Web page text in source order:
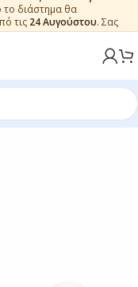
διάστημα θα
τις 24 Αυγούστου. Σας